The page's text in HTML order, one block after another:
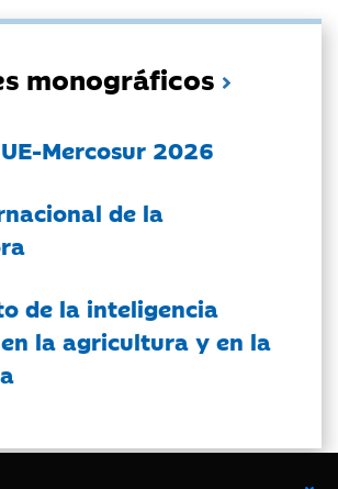
monográficos
Mercosur 2026
de la
de la inteligencia
la agricultura y en la